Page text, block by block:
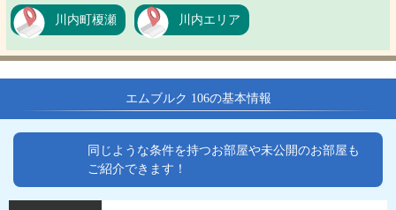
川内町榎瀬 川内エリア
エムブルク 106の基本情報
同じような条件を持つお部屋や未公開のお部屋も
ご紹介できます！